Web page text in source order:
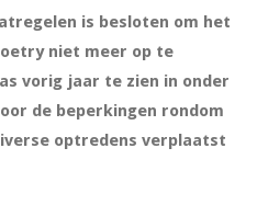
is besloten om het
niet meer op te
vorig jaar te zien in onder
de beperkingen rondom
optredens verplaatst